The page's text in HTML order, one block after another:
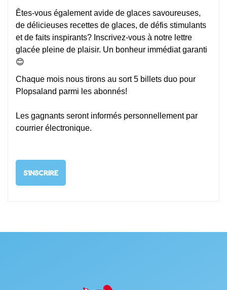
Êtes-vous également avide de glaces savoureuses,
de délicieuses recettes de glaces, de défis stimulants
et de faits inspirants? Inscrivez-vous à notre lettre
glacée pleine de plaisir. Un bonheur immédiat garanti
😊
Chaque mois nous tirons au sort 5 billets duo pour
Plopsaland parmi les abonnés!
Les gagnants seront informés personnellement par
courrier électronique.
S'INSCRIRE